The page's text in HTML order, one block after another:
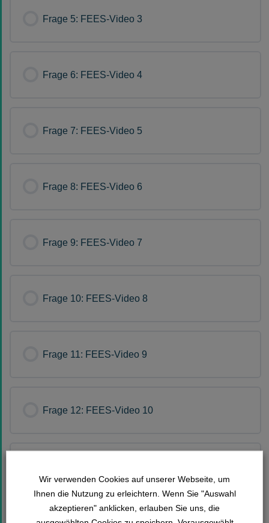
Frage 5: FEES-Video 3
Frage 6: FEES-Video 4
Frage 7: FEES-Video 5
Frage 8: FEES-Video 6
Frage 9: FEES-Video 7
Frage 10: FEES-Video 8
Frage 11: FEES-Video 9
Frage 12: FEES-Video 10
Wir verwenden Cookies auf unserer Webseite, um
Ihnen die Nutzung zu erleichtern. Wenn Sie "Auswahl
akzeptieren" anklicken, erlauben Sie uns, die